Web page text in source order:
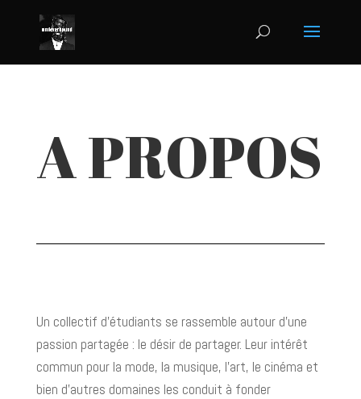
A PROPOS
Un collectif d’étudiants se rassemble autour d’une
passion partagée : le désir de partager. Leur intérêt
commun pour la mode, la musique, l’art, le cinéma et
bien d’autres domaines les conduit à fonder